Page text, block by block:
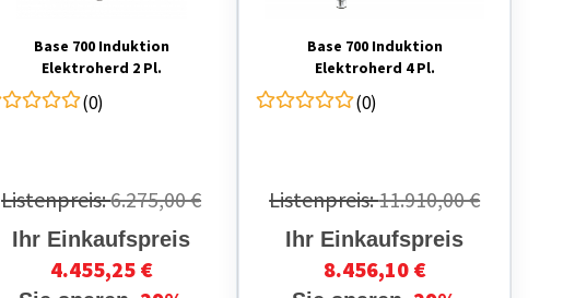
Base 700 Induktion
Elektroherd 2 Pl.
(0)
Listenpreis:6.275,00 €
Ihr Einkaufspreis
4.455,25 €
Base 700 Induktion
Elektroherd 4 Pl.
(0)
Listenpreis:11.910,00 €
Ihr Einkaufspreis
8.456,10 €